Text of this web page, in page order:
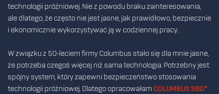
technologii próżniowej. Nie z powodu braku zainteresowania,
ale dlatego, że często nie jest jasne, jak prawidłowo, bezpiecznie
i ekonomicznie wykorzystywać ją w codziennej pracy.
W związku z 50-leciem firmy Columbus stało się dla mnie jasne,
że potrzeba czegoś więcej niż sama technologia. Potrzebny jest
spójny system, który zapewni bezpieczeństwo stosowania
technologii próżniowej. Dlatego opracowałam COLUMBUS 360°